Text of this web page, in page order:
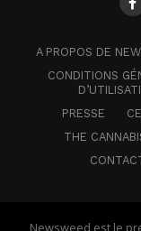
A PROPOS DE
CONDITIONS
PRESSE
THE
Newsweed est le